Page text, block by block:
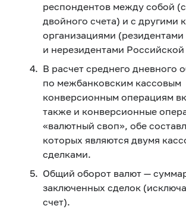
респондентов между собой
двойного счета) и с другими
организациями (резидентами
и нерезидентами
В расчет среднего дневного
по межбанковским кассовым
конверсионным операциям
также и конверсионные
«валютный своп», обе
которых являются двумя
сделками.
Общий оборот валют —
заключенных сделок
счет).